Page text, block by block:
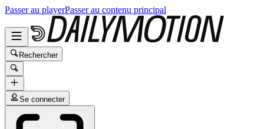
Passer au playerPasser au contenu principal
Rechercher
Se connecter